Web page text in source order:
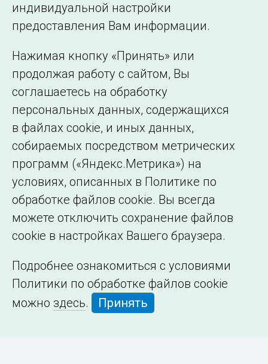
©2005–2026 АО «СО ЕЭС»
Филиалы и
представительства
Сведения об
образовательной
организации
индивидуальной настройки
предоставления Вам информации.
Нажимая кнопку «Принять» или
продолжая работу с сайтом, Вы
соглашаетесь на обработку
персональных данных, содержащихся
в файлах cookie, и иных данных,
собираемых посредством метрических
программ («Яндекс.Метрика») на
условиях, описанных в Политике по
обработке файлов cookie. Вы всегда
можете отключить сохранение файлов
cookie в настройках Вашего браузера.
Подробнее ознакомиться с условиями
Политики по обработке файлов cookie
можно здесь. Принять